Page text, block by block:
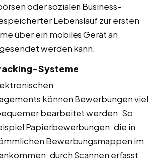
oder sozialen Business-
Lebenslauf zur ersten
über ein mobiles Gerät an
werden kann.
Systeme
können Bewerbungen viel
bearbeitet werden. So
Papierbewerbungen, die in
Bewerbungsmappen im
durch Scannen erfasst